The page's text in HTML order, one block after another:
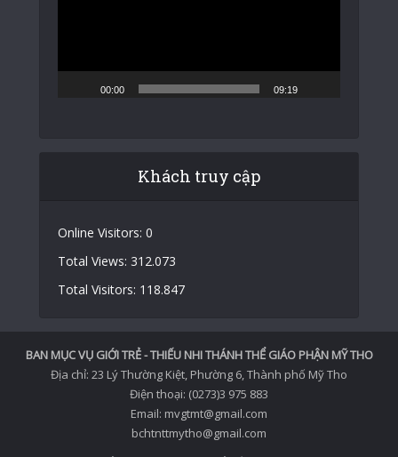
00:00 09:19
Khách truy cập
Online Visitors: 0
Total Views: 312.073
Total Visitors: 118.847
BAN MỤC VỤ GIỚI TRẺ - THIẾU NHI THÁNH THỂ GIÁO PHẬN MỸ THO
Địa chỉ: 23 Lý Thường Kiệt, Phường 6, Thành phố Mỹ Tho
Điện thoại: (0273)3 975 883
Email: mvgtmt@gmail.com
bchtnttmytho@gmail.com